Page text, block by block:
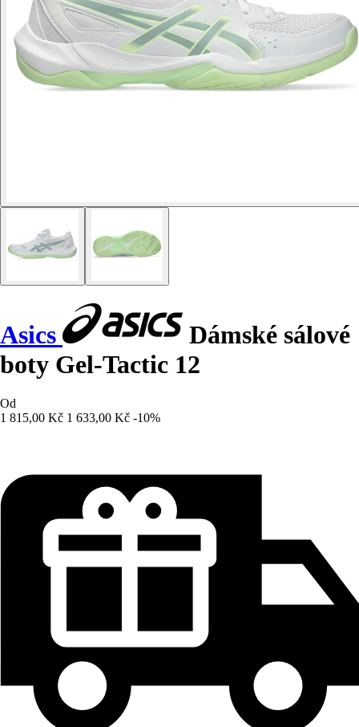
Asics
Dámské sálové
boty Gel-Tactic 12
Od
1 815,00 Kč 1 633,00 Kč -10%